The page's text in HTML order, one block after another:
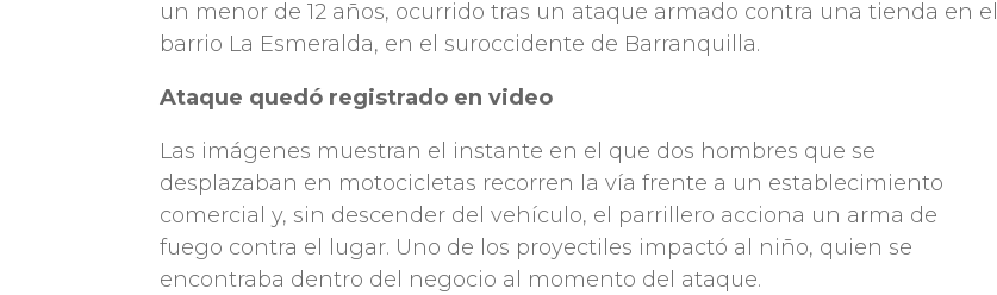
un menor de 12 años, ocurrido tras un ataque armado contra una tienda en el
barrio La Esmeralda, en el suroccidente de Barranquilla.
Ataque quedó registrado en video
Las imágenes muestran el instante en el que dos hombres que se
desplazaban en motocicletas recorren la vía frente a un establecimiento
comercial y, sin descender del vehículo, el parrillero acciona un arma de
fuego contra el lugar. Uno de los proyectiles impactó al niño, quien se
encontraba dentro del negocio al momento del ataque.